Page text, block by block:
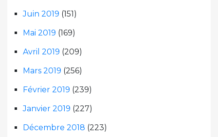
Juin 2019 (151)
Mai 2019 (169)
Avril 2019 (209)
Mars 2019 (256)
Février 2019 (239)
Janvier 2019 (227)
Décembre 2018 (223)